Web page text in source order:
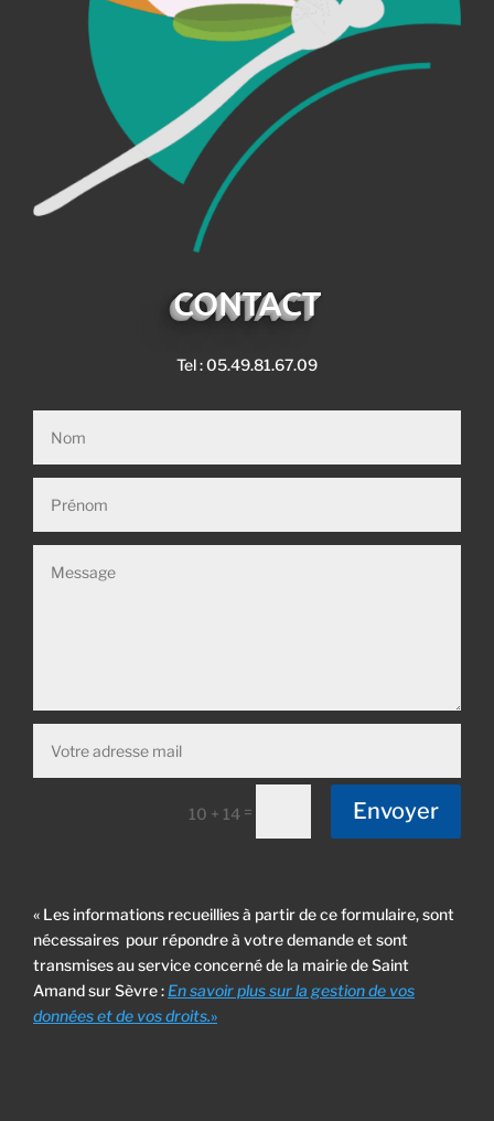
CONTACT
Tel : 05.49.81.67.09
10 + 14 = Envoyer
« Les informations recueillies à partir de ce formulaire, sont
nécessaires pour répondre à votre demande et sont
transmises au service concerné de la mairie de Saint
Amand sur Sèvre : En savoir plus sur la gestion de vos
données et de vos droits.»